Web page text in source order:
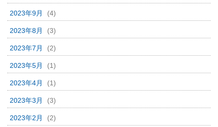
2023年9月 (4)
2023年8月 (3)
2023年7月 (2)
2023年5月 (1)
2023年4月 (1)
2023年3月 (3)
2023年2月 (2)